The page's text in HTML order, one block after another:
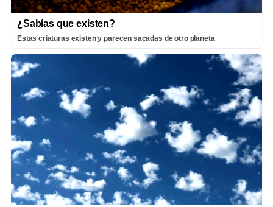
¿Sabías que existen?
Estas criaturas existen y parecen sacadas de otro planeta